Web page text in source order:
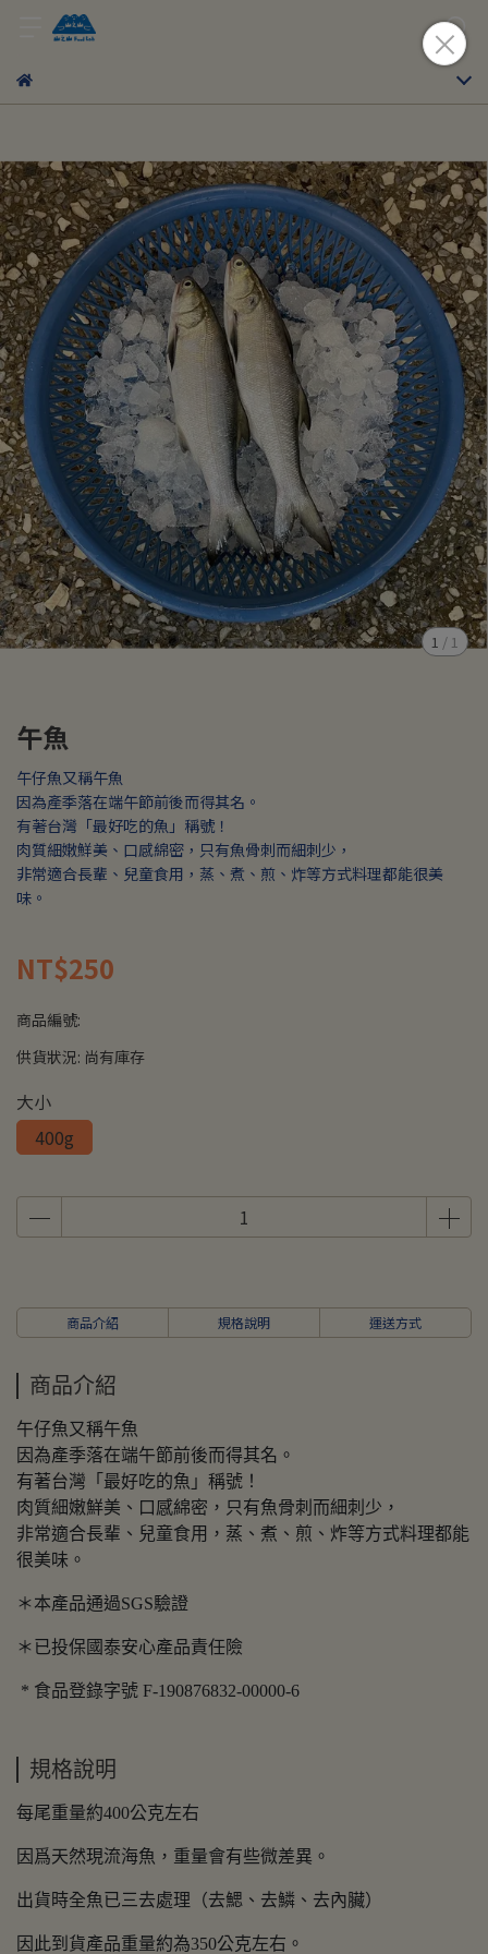
1 / 1
午魚
午仔魚又稱午魚
因為產季落在端午節前後而得其名。
有著台灣「最好吃的魚」稱號！
肉質細嫩鮮美、口感綿密，只有魚骨刺而細刺少，
非常適合長輩、兒童食用，蒸、煮、煎、炸等方式料理都能很美
味。
NT$250
商品編號:
供貨狀況: 尚有庫存
大小
400g
商品介紹 規格說明 運送方式
商品介紹
午仔魚又稱午魚
因為產季落在端午節前後而得其名。
有著台灣「最好吃的魚」稱號！
肉質細嫩鮮美、口感綿密，只有魚骨刺而細刺少，
非常適合長輩、兒童食用，蒸、煮、煎、炸等方式料理都能
很美味。
＊本產品通過SGS驗證
＊已投保國泰安心產品責任險
* 食品登錄字號 F-190876832-00000-6
規格說明
每尾重量約400公克左右
因爲天然現流海魚，重量會有些微差異。
出貨時全魚已三去處理（去鰓、去鱗、去內臟）
因此到貨產品重量約為350公克左右。